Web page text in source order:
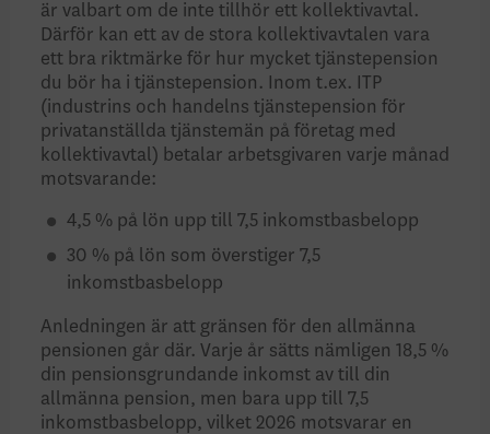
är valbart om de inte tillhör ett kollektivavtal.
Därför kan ett av de stora kollektivavtalen vara
ett bra riktmärke för hur mycket tjänstepension
du bör ha i tjänstepension. Inom t.ex. ITP
(industrins och handelns tjänstepension för
privatanställda tjänstemän på företag med
kollektivavtal) betalar arbetsgivaren varje månad
motsvarande:
4,5 % på lön upp till 7,5 inkomstbasbelopp
30 % på lön som överstiger 7,5
inkomstbasbelopp
Anledningen är att gränsen för den allmänna
pensionen går där. Varje år sätts nämligen 18,5 %
din pensionsgrundande inkomst av till din
allmänna pension, men bara upp till 7,5
inkomstbasbelopp, vilket 2026 motsvarar en